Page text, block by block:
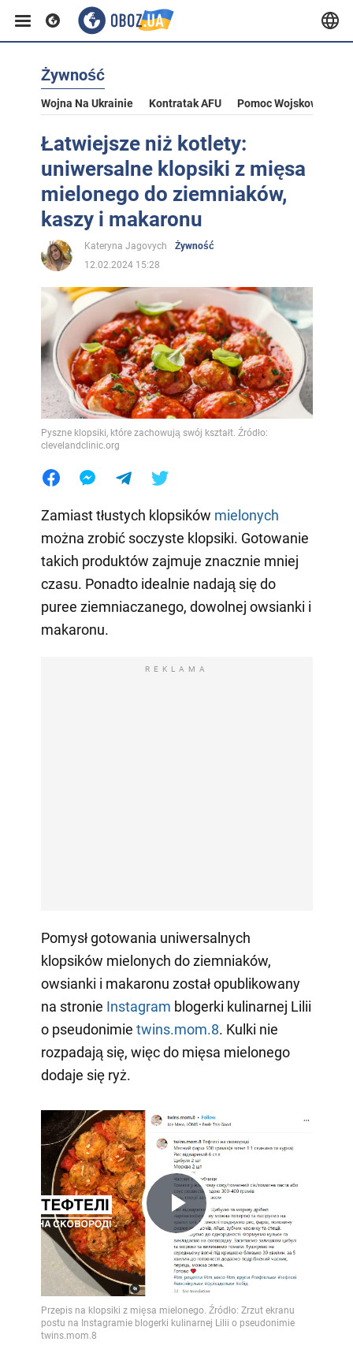
Żywność
Wojna Na Ukrainie Kontratak AFU Pomoc Wojskowa Dla
Łatwiejsze niż kotlety:
uniwersalne klopsiki z mięsa
mielonego do ziemniaków,
kaszy i makaronu
Kateryna Jagovych
Żywność
12.02.2024 15:28
Pyszne klopsiki, które zachowują swój kształt. Źródło:
clevelandclinic.org
Zamiast tłustych klopsików mielonych
można zrobić soczyste klopsiki. Gotowanie
takich produktów zajmuje znacznie mniej
czasu. Ponadto idealnie nadają się do
puree ziemniaczanego, dowolnej owsianki i
makaronu.
REKLAMA
Pomysł gotowania uniwersalnych
klopsików mielonych do ziemniaków,
owsianki i makaronu został opublikowany
na stronie Instagram blogerki kulinarnej Lilii
o pseudonimie twins.mom.8. Kulki nie
rozpadają się, więc do mięsa mielonego
dodaje się ryż.
Play
Video